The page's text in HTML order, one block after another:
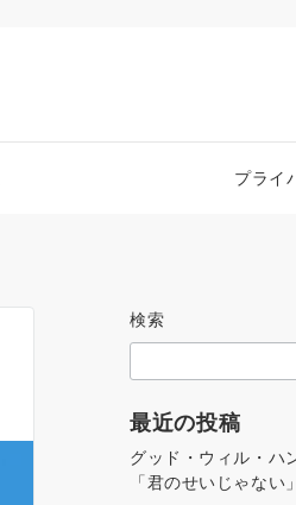
プライ
検索
最近の投稿
グッド・ウィル・ハ
「君のせいじゃない